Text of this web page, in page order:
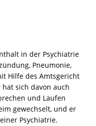
in der Psychiatrie
Pneumonie,
Hilfe des Amtsgericht
sich davon auch
und Laufen
gewechselt, und er
Psychiatrie.